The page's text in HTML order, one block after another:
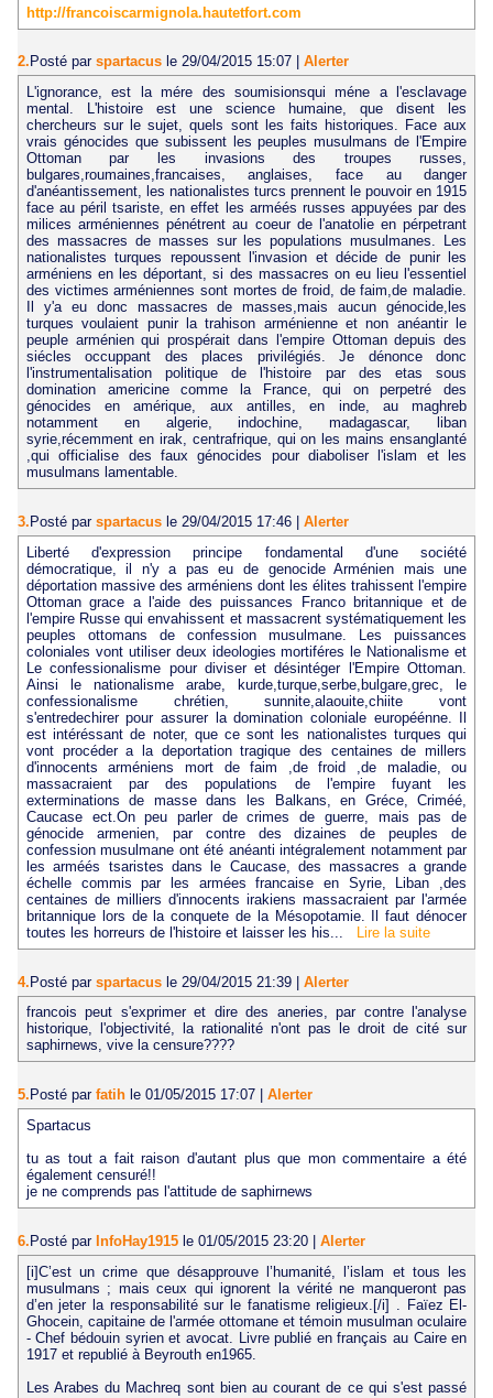
http://francoiscarmignola.hautetfort.com
2. Posté par spartacus le 29/04/2015 15:07
Alerter
L'ignorance, est la mére des soumisionsqui méne a l'esclavage
mental. L'histoire est une science humaine, que disent les
chercheurs sur le sujet, quels sont les faits historiques. Face aux
vrais génocides que subissent les peuples musulmans de l'Empire
Ottoman par les invasions des troupes russes,
bulgares,roumaines,francaises, anglaises, face au danger
d'anéantissement, les nationalistes turcs prennent le pouvoir en 1915
face au péril tsariste, en effet les arméés russes appuyées par des
milices arméniennes pénétrent au coeur de l'anatolie en pérpetrant
des massacres de masses sur les populations musulmanes. Les
nationalistes turques repoussent l'invasion et décide de punir les
arméniens en les déportant, si des massacres on eu lieu l'essentiel
des victimes arméniennes sont mortes de froid, de faim,de maladie.
Il y'a eu donc massacres de masses,mais aucun génocide,les
turques voulaient punir la trahison arménienne et non anéantir le
peuple arménien qui prospérait dans l'empire Ottoman depuis des
siécles occuppant des places privilégiés. Je dénonce donc
l'instrumentalisation politique de l'histoire par des etas sous
domination americine comme la France, qui on perpetré des
génocides en amérique, aux antilles, en inde, au maghreb
notamment en algerie, indochine, madagascar, liban
syrie,récemment en irak, centrafrique, qui on les mains ensanglanté
,qui officialise des faux génocides pour diaboliser l'islam et les
musulmans lamentable.
3. Posté par spartacus le 29/04/2015 17:46
Alerter
Liberté d'expression principe fondamental d'une société
démocratique, il n'y a pas eu de genocide Arménien mais une
déportation massive des arméniens dont les élites trahissent l'empire
Ottoman grace a l'aide des puissances Franco britannique et de
l'empire Russe qui envahissent et massacrent systématiquement les
peuples ottomans de confession musulmane. Les puissances
coloniales vont utiliser deux ideologies mortiféres le Nationalisme et
Le confessionalisme pour diviser et désintéger l'Empire Ottoman.
Ainsi le nationalisme arabe, kurde,turque,serbe,bulgare,grec, le
confessionalisme chrétien, sunnite,alaouite,chiite vont
s'entredechirer pour assurer la domination coloniale européénne. Il
est intéréssant de noter, que ce sont les nationalistes turques qui
vont procéder a la deportation tragique des centaines de millers
d'innocents arméniens mort de faim ,de froid ,de maladie, ou
massacraient par des populations de l'empire fuyant les
exterminations de masse dans les Balkans, en Gréce, Criméé,
Caucase ect.On peu parler de crimes de guerre, mais pas de
génocide armenien, par contre des dizaines de peuples de
confession musulmane ont été anéanti intégralement notamment par
les arméés tsaristes dans le Caucase, des massacres a grande
échelle commis par les armées francaise en Syrie, Liban ,des
centaines de milliers d'innocents irakiens massacraient par l'armée
britannique lors de la conquete de la Mésopotamie. Il faut dénocer
toutes les horreurs de l'histoire et laisser les his...
Lire la suite
4.Posté par spartacus le 29/04/2015 21:39 | Alerter
francois peut s'exprimer et dire des aneries, par contre l'analyse
historique, l'objectivité, la rationalité n'ont pas le droit de cité sur
saphirnews, vive la censure????
5. Posté par fatih le 01/05/2015 17:07
Alerter
Spartacus
tu as tout a fait raison d'autant plus que mon commentaire a été
également censuré!!
je ne comprends pas l'attitude de saphirnews
6.Posté par InfoHay1915 le 01/05/2015 23:20 | Alerter
[i]C’est un crime que désapprouve l’humanité, l’islam et tous les
musulmans ; mais ceux qui ignorent la vérité ne manqueront pas
d’en jeter la responsabilité sur le fanatisme religieux.[/i] . Faïez El-
Ghocein, capitaine de l'armée ottomane et témoin musulman oculaire
- Chef bédouin syrien et avocat. Livre publié en français au Caire en
1917 et republié à Beyrouth en1965.
Les Arabes du Machreq sont bien au courant de ce qui s'est passé